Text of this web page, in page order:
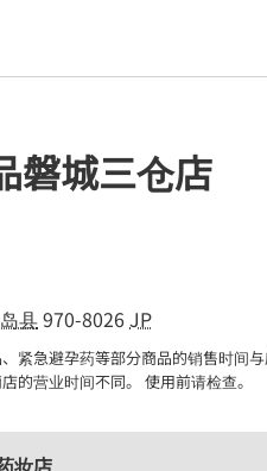
磐城三仓店
县970-8026JP
紧急避孕药等部分商品的销售时间与
的营业时间不同。 使用前请检查。
妆店